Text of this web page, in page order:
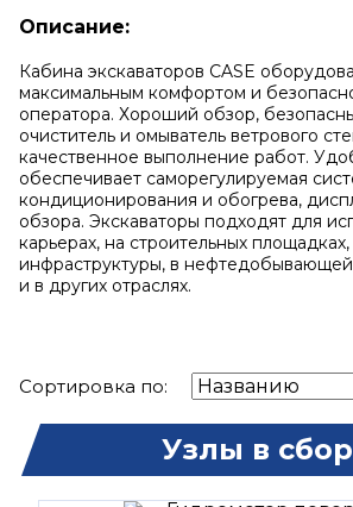
Описание:
Кабина экскаваторов CASE
максимальным комфортом и
оператора. Хороший обзор,
очиститель и омыватель ветрового
качественное выполнение работ.
обеспечивает саморегулируемая
кондиционирования и обогрева,
обзора. Экскаваторы подходят для
карьерах, на строительных
инфраструктуры, в
и в других отраслях.
Сортировка по:
Узлы в